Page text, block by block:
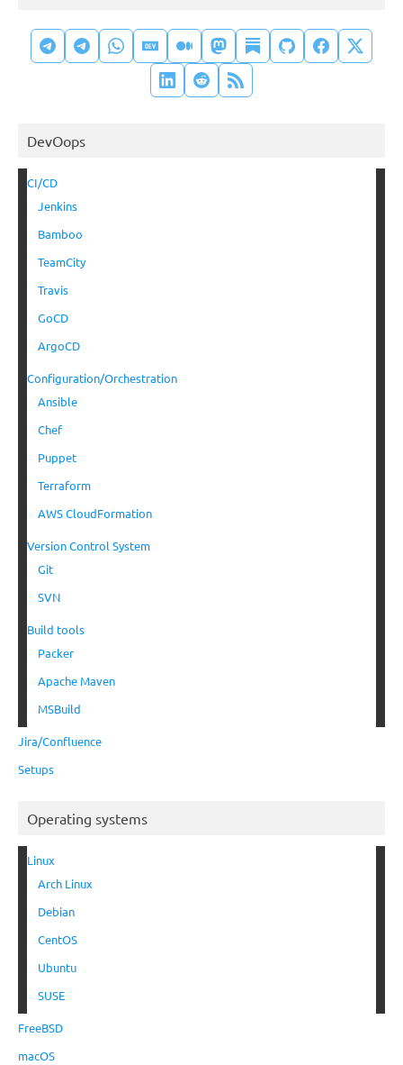
DevOops
CI/CD
Jenkins
Bamboo
TeamCity
Travis
GoCD
ArgoCD
Configuration/Orchestration
Ansible
Chef
Puppet
Terraform
AWS CloudFormation
Version Control System
Git
SVN
Build tools
Packer
Apache Maven
MSBuild
Jira/Confluence
Setups
Operating systems
Linux
Arch Linux
Debian
CentOS
Ubuntu
SUSE
FreeBSD
macOS